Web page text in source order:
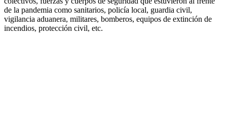
de la pandemia como sanitarios, policía local, guardia civil,
vigilancia aduanera, militares, bomberos, equipos de extinción de
incendios, protección civil, etc.